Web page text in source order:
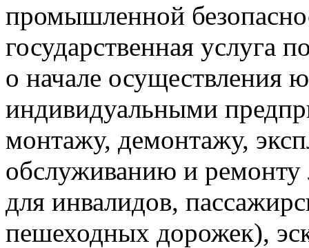
промышленной
государственная услуга
о начале осуществления
индивидуальными
монтажу, демонтажу,
обслуживанию и
для инвалидов,
пешеходных дорожек),